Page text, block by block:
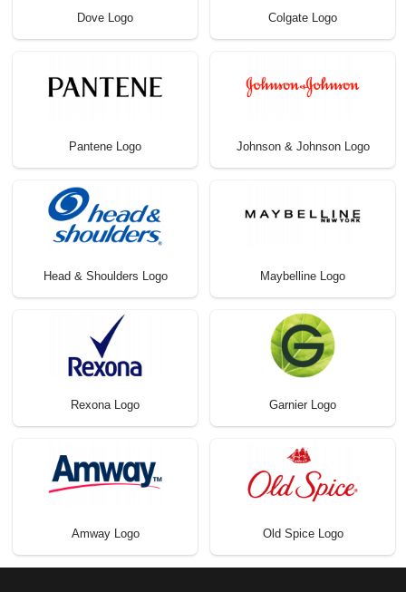
Dove Logo Colgate Logo
Pantene Logo Johnson & Johnson Logo
Head & Shoulders Logo Maybelline Logo
Rexona Logo Garnier Logo
Amway Logo Old Spice Logo